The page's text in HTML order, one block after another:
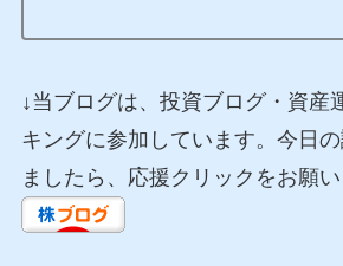
↓当ブログは、投資ブログ・資産
キングに参加しています。今日
ましたら、応援クリックをお願い